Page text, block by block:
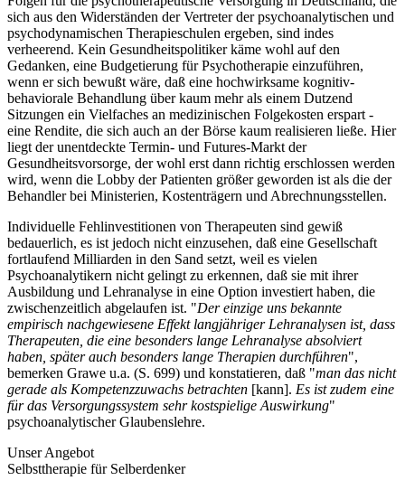
sich aus den Widerständen der Vertreter der psychoanalytischen und
psychodynamischen Therapieschulen ergeben, sind indes
verheerend. Kein Gesundheitspolitiker käme wohl auf den
Gedanken, eine Budgetierung für Psychotherapie einzuführen,
wenn er sich bewußt wäre, daß eine hochwirksame kognitiv-
behaviorale Behandlung über kaum mehr als einem Dutzend
Sitzungen ein Vielfaches an medizinischen Folgekosten erspart -
eine Rendite, die sich auch an der Börse kaum realisieren ließe. Hier
liegt der unentdeckte Termin- und Futures-Markt der
Gesundheitsvorsorge, der wohl erst dann richtig erschlossen werden
wird, wenn die Lobby der Patienten größer geworden ist als die der
Behandler bei Ministerien, Kostenträgern und Abrechnungsstellen.
Individuelle Fehlinvestitionen von Therapeuten sind gewiß
bedauerlich, es ist jedoch nicht einzusehen, daß eine Gesellschaft
fortlaufend Milliarden in den Sand setzt, weil es vielen
Psychoanalytikern nicht gelingt zu erkennen, daß sie mit ihrer
Ausbildung und Lehranalyse in eine Option investiert haben, die
zwischenzeitlich abgelaufen ist. "Der einzige uns bekannte
empirisch nachgewiesene Effekt langjähriger Lehranalysen ist, dass
Therapeuten, die eine besonders lange Lehranalyse absolviert
haben, später auch besonders lange Therapien durchführen",
bemerken Grawe u.a. (S. 699) und konstatieren, daß "man das nicht
gerade als Kompetenzzuwachs betrachten [kann]. Es ist zudem eine
für das Versorgungssystem sehr kostspielige Auswirkung"
psychoanalytischer Glaubenslehre.
Unser Angebot
Selbsttherapie für Selberdenker